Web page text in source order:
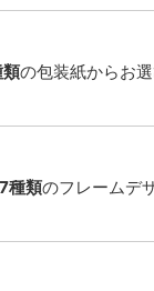
の包装紙からお選
種類のフレームデ